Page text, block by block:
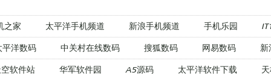
之家 太平洋手机频道 新浪手机频道 手机乐园
平洋数码 中关村在线数码 搜狐数码 网易数码 新
软件站 华军软件园 A5源码 太平洋软件下载